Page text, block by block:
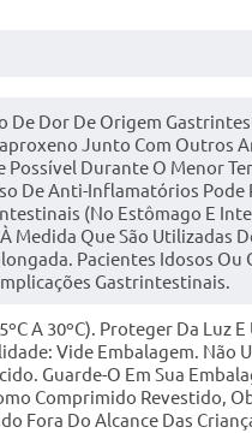
De Dor De Origem
Junto Com Outros
Durante O Menor
De Anti-Inflamatórios Pode
(no Estômago E
Medida Que São Utilizadas
Pacientes Idosos Ou
Gastrintestinais.
A 30ºC). Proteger Da Luz E
Vide Embalagem. Não
Guarde-O Em Sua
Comprimido Revestido,
Fora Do Alcance Das